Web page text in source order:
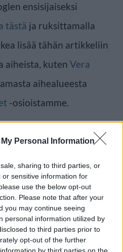
Personal Information
sharing to third parties, or
sensitive information for
use the below opt-out
Please note that after your
you may continue seeing
personal information utilized by
to third parties prior to
opt-out of the further
by third parties on the
ensisijaiseksi
tästä ja ruksittamalla
lisää tähän artikkeliin
aiheista, kuten Vera
aihealueesta
-osioistamme.